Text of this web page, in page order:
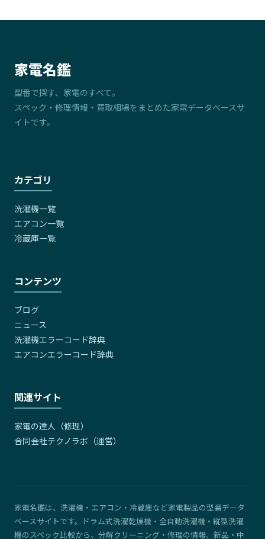
家電名鑑
型番で探す、家電のすべて。
スペック・修理情報・買取相場をまとめた家電データベースサ
イトです。
カテゴリ
洗濯機一覧
エアコン一覧
冷蔵庫一覧
コンテンツ
ブログ
ニュース
洗濯機エラーコード辞典
エアコンエラーコード辞典
関連サイト
家電の達人（修理）
合同会社テクノラボ（運営）
家電名鑑は、洗濯機・エアコン・冷蔵庫など家電製品の型番データ
ベースサイトです。ドラム式洗濯乾燥機・全自動洗濯機・縦型洗濯
機のスペック比較から、分解クリーニング・修理の情報、新品・中